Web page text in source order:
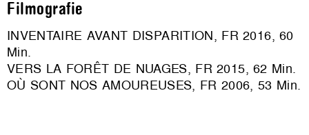
Filmografie
INVENTAIRE AVANT DISPARITION, FR 2016, 60
Min.
VERS LA FORÊT DE NUAGES, FR 2015, 62 Min.
OÙ SONT NOS AMOUREUSES, FR 2006, 53 Min.